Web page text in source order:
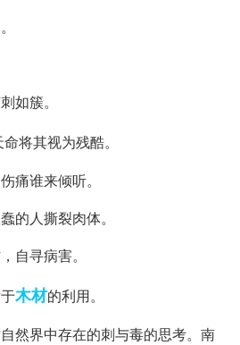
如簇。
将其视为残酷。
痛谁来倾听。
的人撕裂肉体。
自寻病害。
木材的利用。
然界中存在的刺与毒的思考。南